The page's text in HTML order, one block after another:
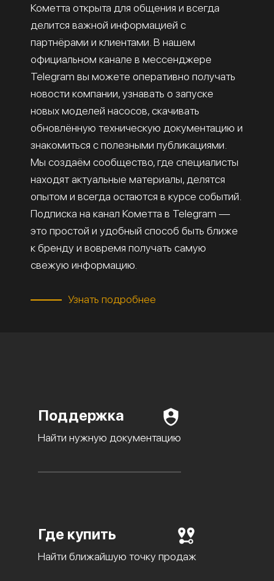
Кометта открыта для общения и всегда
делится важной информацией с
партнёрами и клиентами. В нашем
официальном канале в мессенджере
Telegram вы можете оперативно получать
новости компании, узнавать о запуске
новых моделей насосов, скачивать
обновлённую техническую документацию и
знакомиться с полезными публикациями.
Мы создаём сообщество, где специалисты
находят актуальные материалы, делятся
опытом и всегда остаются в курсе событий.
Подписка на канал Кометта в Telegram —
это простой и удобный способ быть ближе
к бренду и вовремя получать самую
свежую информацию.
Узнать подробнее
Поддержка
Найти нужную документацию
Где купить
Найти ближайшую точку продаж